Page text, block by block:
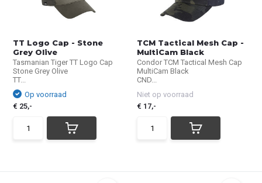
TT Logo Cap - Stone
Grey Olive
Tasmanian Tiger TT Logo Cap
Stone Grey Olive
TT...
Op voorraad
€ 25,-
TCM Tactical Mesh Cap -
MultiCam Black
Condor TCM Tactical Mesh Cap
MultiCam Black
CND...
Niet op voorraad
€ 17,-